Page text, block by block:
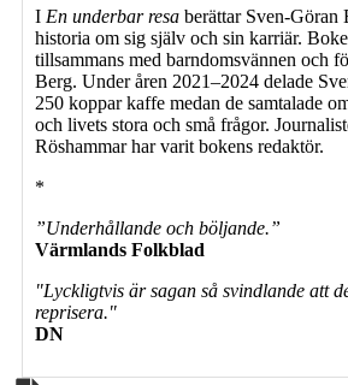
I En underbar resa berättar Sven-Göran
historia om sig själv och sin karriär.
tillsammans med barndomsvännen och
Berg. Under åren 2021–2024 delade
250 koppar kaffe medan de samtalade
och livets stora och små frågor.
Röshammar har varit bokens redaktör.
*
”Underhållande och böljande.”
Värmlands Folkblad
"Lyckligtvis är sagan så svindlande att
reprisera."
DN